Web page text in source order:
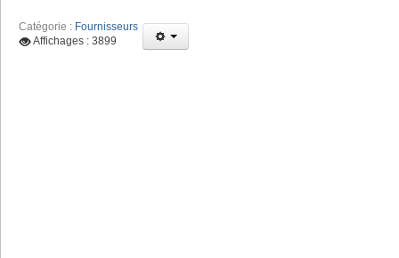
Catégorie : Fournisseurs
Affichages : 3899